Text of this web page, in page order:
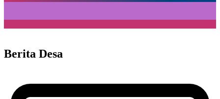
Berita Desa